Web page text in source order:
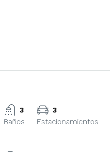
3
Baños
3
Estacionamientos